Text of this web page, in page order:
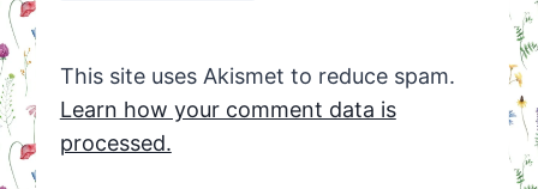
This site uses Akismet to reduce spam.
Learn how your comment data is
processed.